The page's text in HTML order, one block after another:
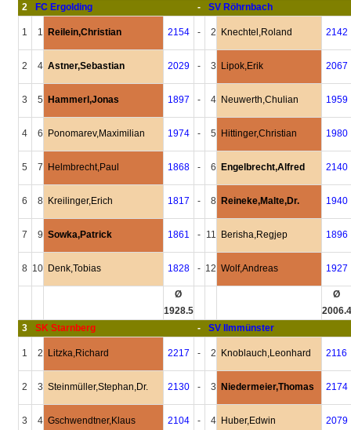
2
FC Ergolding - SV Röhrnbach
1 1 Reilein,Christian 2154 - 2 Knechtel,Roland 2142
2 4 Astner,Sebastian 2029 - 3 Lipok,Erik 2067
3 5 Hammerl,Jonas 1897 - 4 Neuwerth,Chulian 1959
4 6 Ponomarev,Maximilian 1974 - 5 Hittinger,Christian 1980
5 7 Helmbrecht,Paul 1868 - 6 Engelbrecht,Alfred 2140
6 8 Kreilinger,Erich 1817 - 8 Reineke,Malte,Dr. 1940
7 9 Sowka,Patrick 1861 - 11 Berisha,Regjep 1896
8 10 Denk,Tobias 1828 - 12 Wolf,Andreas 1927
Ø
1928.5
Ø
2006.4
3
SK Starnberg - SV Ilmmünster
1 2 Litzka,Richard 2217 - 2 Knoblauch,Leonhard 2116
2 3 Steinmüller,Stephan,Dr. 2130 - 3 Niedermeier,Thomas 2174
3 4 Gschwendtner,Klaus 2104 - 4 Huber,Edwin 2079